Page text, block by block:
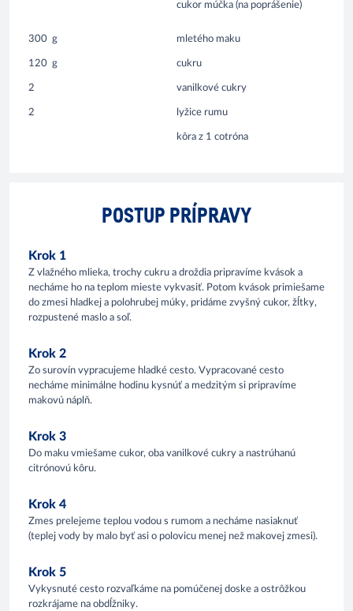
cukor múčka (na poprášenie)
300 g mletého maku
120 g cukru
2 vanilkové cukry
2 lyžice rumu
kôra z 1 cotróna
POSTUP PRÍPRAVY
Krok 1
Z vlažného mlieka, trochy cukru a droždia pripravíme kvások a
necháme ho na teplom mieste vykvasiť. Potom kvások primiešame
do zmesi hladkej a polohrubej múky, pridáme zvyšný cukor, žĺtky,
rozpustené maslo a soľ.
Krok 2
Zo surovín vypracujeme hladké cesto. Vypracované cesto
necháme minimálne hodinu kysnúť a medzitým si pripravíme
makovú náplň.
Krok 3
Do maku vmiešame cukor, oba vanilkové cukry a nastrúhanú
citrónovú kôru.
Krok 4
Zmes prelejeme teplou vodou s rumom a necháme nasiaknuť
(teplej vody by malo byť asi o polovicu menej než makovej zmesi).
Krok 5
Vykysnuté cesto rozvaľkáme na pomúčenej doske a ostrôžkou
rozkrájame na obdĺžniky.